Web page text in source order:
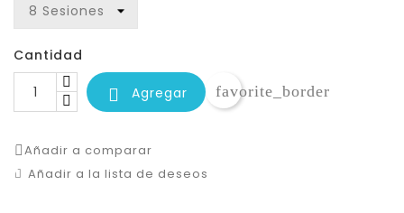
Cantidad
 Agregar favorite_border
Añadir a comparar
Añadir a la lista de deseos